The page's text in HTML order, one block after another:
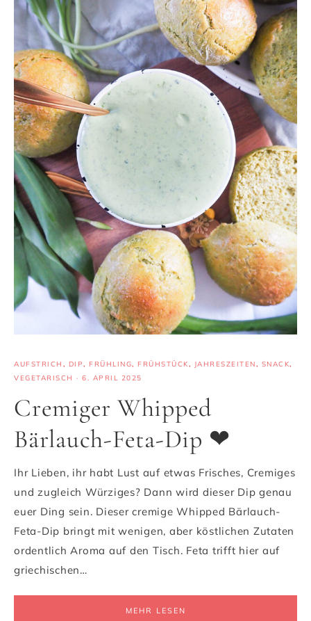
AUFSTRICH , DIP, FRÜHLING, FRÜHSTÜCK, JAHRESZEITEN, SNACK,
VEGETARISCH · 6. APRIL 2025
Cremiger Whipped
Bärlauch-Feta-Dip ❤
Ihr Lieben, ihr habt Lust auf etwas Frisches, Cremiges
und zugleich Würziges? Dann wird dieser Dip genau
euer Ding sein. Dieser cremige Whipped Bärlauch-
Feta-Dip bringt mit wenigen, aber köstlichen Zutaten
ordentlich Aroma auf den Tisch. Feta trifft hier auf
griechischen…
MEHR LESEN